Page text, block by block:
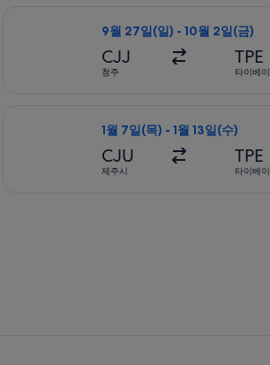
9월 27일(일) - 10월 2일(금)
CJJ
청주
TPE
타이베이
1월 7일(목) - 1월 13일(수)
CJU
제주시
TPE
타이베이